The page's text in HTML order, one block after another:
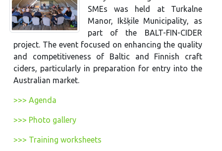
SMEs was held at Turkalne
Manor, Ikšķile Municipality, as
part of the BALT-FIN-CIDER
project. The event focused on enhancing the quality
and competitiveness of Baltic and Finnish craft
ciders, particularly in preparation for entry into the
Australian market.
>>> Agenda
>>> Photo gallery
>>> Training worksheets